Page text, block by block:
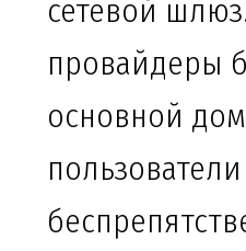
сетевой
провайдеры
основной